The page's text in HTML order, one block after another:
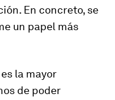
En concreto, se
un papel más
la mayor
de poder